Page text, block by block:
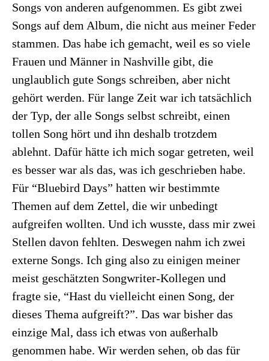
Songs von anderen aufgenommen. Es gibt zwei
Songs auf dem Album, die nicht aus meiner Feder
stammen. Das habe ich gemacht, weil es so viele
Frauen und Männer in Nashville gibt, die
unglaublich gute Songs schreiben, aber nicht
gehört werden. Für lange Zeit war ich tatsächlich
der Typ, der alle Songs selbst schreibt, einen
tollen Song hört und ihn deshalb trotzdem
ablehnt. Dafür hätte ich mich sogar getreten, weil
es besser war als das, was ich geschrieben habe.
Für “Bluebird Days” hatten wir bestimmte
Themen auf dem Zettel, die wir unbedingt
aufgreifen wollten. Und ich wusste, dass mir zwei
Stellen davon fehlten. Deswegen nahm ich zwei
externe Songs. Ich ging also zu einigen meiner
meist geschätzten Songwriter-Kollegen und
fragte sie, “Hast du vielleicht einen Song, der
dieses Thema aufgreift?”. Das war bisher das
einzige Mal, dass ich etwas von außerhalb
genommen habe. Wir werden sehen, ob das für